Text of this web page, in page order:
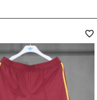
favorite_border